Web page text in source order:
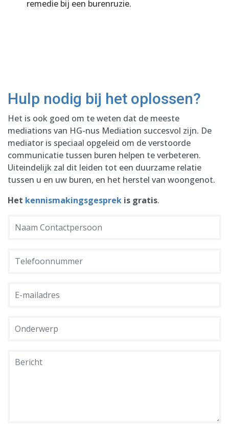
remedie bij een burenruzie.
Hulp nodig bij het oplossen?
Het is ook goed om te weten dat de meeste
mediations van HG-nus Mediation succesvol zijn. De
mediator is speciaal opgeleid om de verstoorde
communicatie tussen buren helpen te verbeteren.
Uiteindelijk zal dit leiden tot een duurzame relatie
tussen u en uw buren, en het herstel van woongenot.
Het kennismakingsgesprek is gratis.